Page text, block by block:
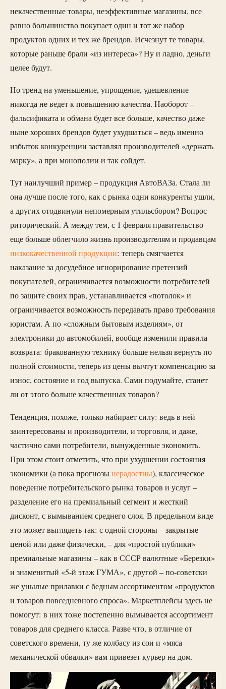
некачественные товары, неэффективные магазины, все
равно большинство покупает один и тот же набор
продуктов одних и тех же брендов. Исчезнут те товары,
которые раньше брали «из интереса»? Ну и ладно, деньги
целее будут.
Но тренд на уменьшение, упрощение, удешевление
никогда не ведет к повышению качества. Наоборот –
фальсификата и обмана будет все больше, качество даже
ныне хороших брендов будет ухудшаться – ведь именно
избыток конкуренции заставлял производителей «держать
марку», а при монополии и так сойдет.
Тут наилучший пример – продукция АвтоВАЗа. Стала ли
она лучше после того, как с рынка одни конкуренты ушли,
а других отодвинули непомерным утильсбором? Вопрос
риторический. А между тем, с 1 февраля правительство
еще больше облегчило жизнь производителям и продавцам
низкокачественной продукции: теперь смягчается
наказание за досудебное игнорирование претензий
покупателей, ограничивается возможности потребителей
по защите своих прав, устанавливается «потолок» и
ограничивается возможность передавать право требования
юристам. А по «сложным бытовым изделиям», от
электроники до автомобилей, вообще изменили правила
возврата: бракованную технику больше нельзя вернуть по
полной стоимости, теперь из цены вычтут компенсацию за
износ, состояние и год выпуска. Сами подумайте, станет
ли от этого больше качественных товаров?
Тенденция, похоже, только набирает силу: ведь в ней
заинтересованы и производители, и торговля, и даже,
частично сами потребители, вынужденные экономить.
При этом стоит отметить, что при ухудшении состояния
экономики (а пока прогнозынерадостны), классическое
поведение потребительского рынка товаров и услуг –
разделение его на премиальный сегмент и жесткий
дисконт, с вымыванием среднего слоя. В предельном виде
это может выглядеть так: с одной стороны – закрытые –
ценой или даже физически, – для «простой публики»
премиальные магазины – как в СССР валютные «Березки»
и знаменитый «5-й этаж ГУМА», с другой – по-советски
же унылые прилавки с бедным ассортиментом «продуктов
и товаров повседневного спроса». Маркетплейсы здесь не
помогут: в них тоже постепенно вымывается ассортимент
товаров для среднего класса. Разве что, в отличие от
советского времени, ту же колбасу из сои и «мяса
механической обвалки» вам привезет курьер на дом.